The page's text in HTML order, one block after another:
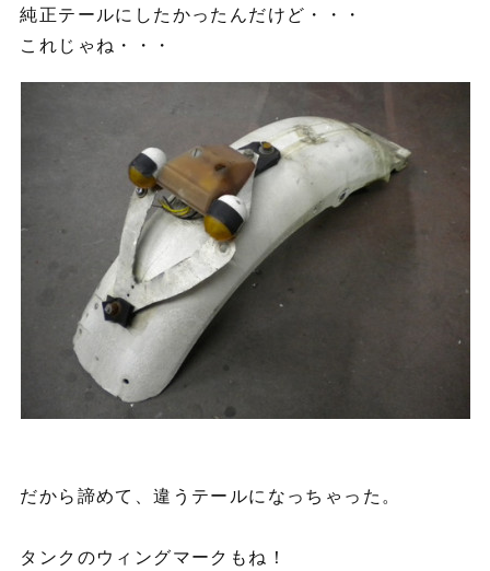
純正テールにしたかったんだけど・・・
これじゃね・・・
だから諦めて、違うテールになっちゃった。
タンクのウィングマークもね！